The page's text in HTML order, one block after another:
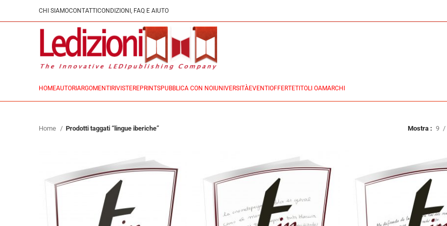
CHI SIAMOCONTATTI CONDIZIONI, FAQ E AIUTO
HOMEAUTORI ARGOMENTI RIVISTEREPRINTSPUBBLICA CON NOI UNIVERSITÀEVENTI OFFERTETITOLI OAMARCHI
Home Prodotti taggati “lingue iberiche” Mostra 9